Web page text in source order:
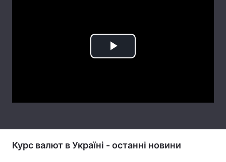
Вакансії
Play
Курс валют в Україні - останні новини